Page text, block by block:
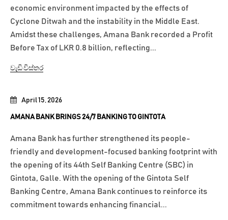
April 15, 2026
AMANA BANK BRINGS 24/7 BANKING TO GINTOTA
Amana Bank has further strengthened its people-
friendly and development-focused banking footprint with
the opening of its 44th Self Banking Centre (SBC) in
Gintota, Galle. With the opening of the Gintota Self
Banking Centre, Amana Bank continues to reinforce its
commitment towards enhancing financial...
economic environment impacted by the effects of
Cyclone Ditwah and the instability in the Middle East.
Amidst these challenges, Amana Bank recorded a Profit
Before Tax of LKR 0.8 billion, reflecting...
වැඩි විස්තර